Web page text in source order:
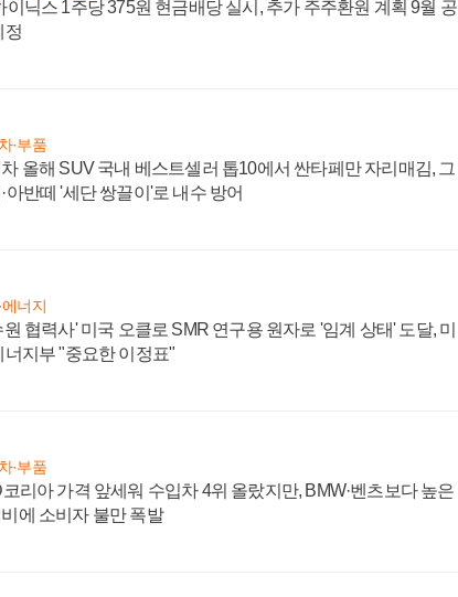
이닉스 1주당 375원 현금배당 실시, 추가 주주환원 계획 9월 공
정
·부품
올해 SUV 국내 베스트셀러 톱10에서 싼타페만 자리매김, 그
아반떼 '세단 쌍끌이'로 내수 방어
에너지
협력사' 미국 오클로 SMR 연구용 원자로 '임계 상태' 도달, 미
너지부 "중요한 이정표"
·부품
코리아 가격 앞세워 수입차 4위 올랐지만, BMW·벤츠보다 높은
에 소비자 불만 폭발